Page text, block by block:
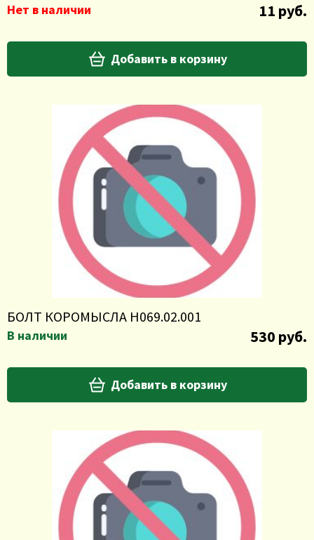
Нет в наличии 11 руб.
Добавить в корзину
БОЛТ КОРОМЫСЛА Н069.02.001
В наличии 530 руб.
Добавить в корзину